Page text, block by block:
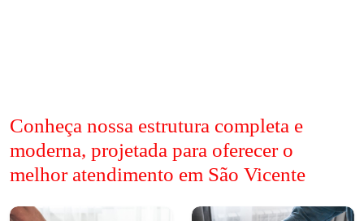
Conheça nossa estrutura completa e
moderna, projetada para oferecer o
melhor atendimento em São Vicente